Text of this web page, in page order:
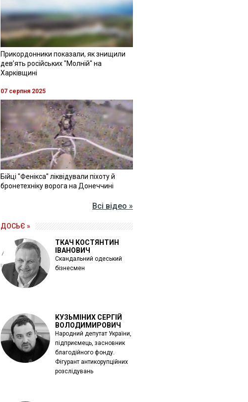
Прикордонники показали, як знищили
девʼять російських "Молній" на
Харківщині
07 серпня 2025
Бійці "Фенікса" ліквідували піхоту й
бронетехніку ворога на Донеччині
Всі відео »
ДОСЬЄ »
ТКАЧ КОСТЯНТИН
ІВАНОВИЧ
Скандальний одеський
бізнесмен
КУЗЬМІНИХ СЕРГІЙ
ВОЛОДИМИРОВИЧ
Народний депутат України,
підприємець, засновник
благодійного фонду.
Фігурант антикорупційних
розслідувань